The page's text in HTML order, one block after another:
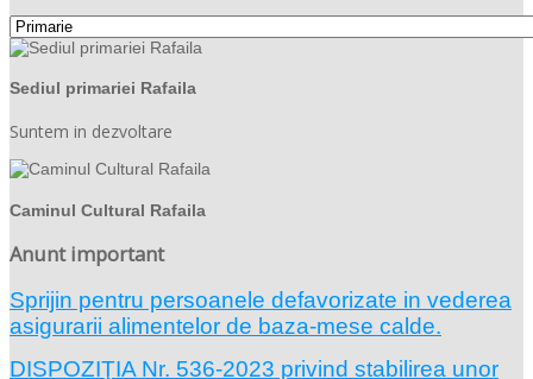
Sediul primariei Rafaila
Suntem in dezvoltare
Caminul Cultural Rafaila
Anunt important
Sprijin pentru persoanele defavorizate in vederea
asigurarii alimentelor de baza-mese calde.
DISPOZIŢIA Nr. 536-2023 privind stabilirea unor